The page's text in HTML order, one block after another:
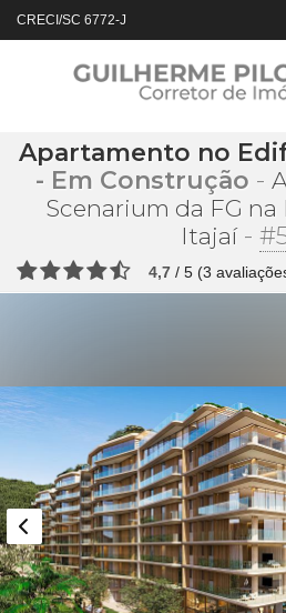
CRECI/SC 6772-J
Apartamento no
- Em Construção -
Scenarium da FG na
Itajaí-
4,7 / 5 (3